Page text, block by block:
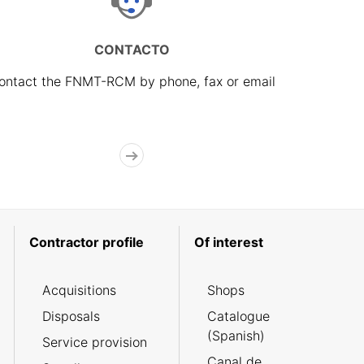
CONTACTO
the FNMT-RCM by phone, fax or email
Contractor profile
Acquisitions
Disposals
Service provision
Of interest
Shops
Catalogue
(Spanish)